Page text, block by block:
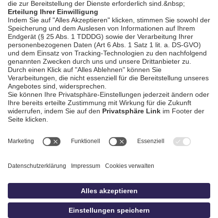
AGB / Gewinnspiele
Datenschutz
Impressum
idowa.de